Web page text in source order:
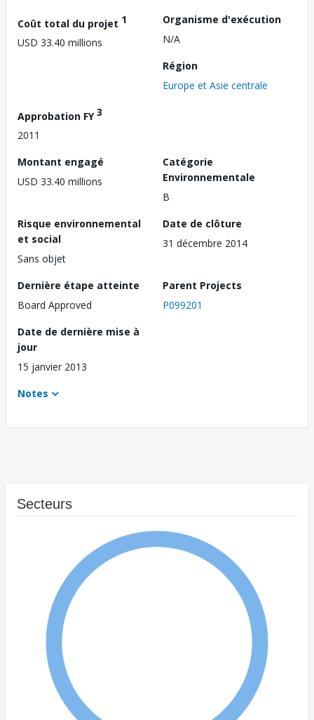
Coût total du projet 1
USD 33.40 millions
Organisme d'exécution
N/A
Région
Europe et Asie centrale
Approbation FY3
2011
Montant engagé
USD 33.40 millions
Catégorie
Environnementale
B
Risque environnemental
et social
Sans objet
Date de clôture
31 décembre 2014
Dernière étape atteinte
Board Approved
Parent Projects
P099201
Date de dernière mise à
jour
15 janvier 2013
Notes
Secteurs